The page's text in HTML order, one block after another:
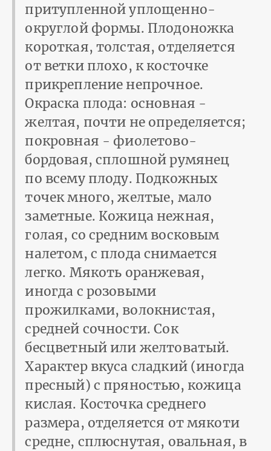
притупленной уплощенно-
округлой формы. Плодоножка
короткая, толстая, отделяется
от ветки плохо, к косточке
прикрепление непрочное.
Окраска плода: основная -
желтая, почти не определяется;
покровная - фиолетово-
бордовая, сплошной румянец
по всему плоду. Подкожных
точек много, желтые, мало
заметные. Кожица нежная,
голая, со средним восковым
налетом, с плода снимается
легко. Мякоть оранжевая,
иногда с розовыми
прожилками, волокнистая,
средней сочности. Сок
бесцветный или желтоватый.
Характер вкуса сладкий (иногда
пресный) с пряностью, кожица
кислая. Косточка среднего
размера, отделяется от мякоти
средне, сплюснутая, овальная, в